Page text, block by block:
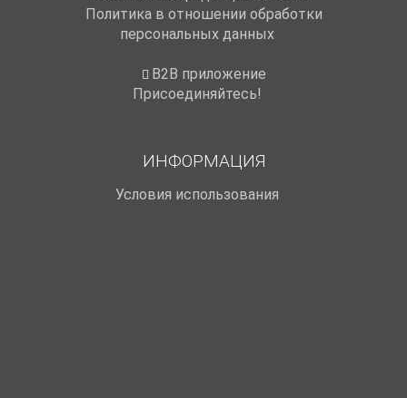
Политика в отношении обработки
персональных данных
B2B приложение
Присоединяйтесь!
ИНФОРМАЦИЯ
Условия использования